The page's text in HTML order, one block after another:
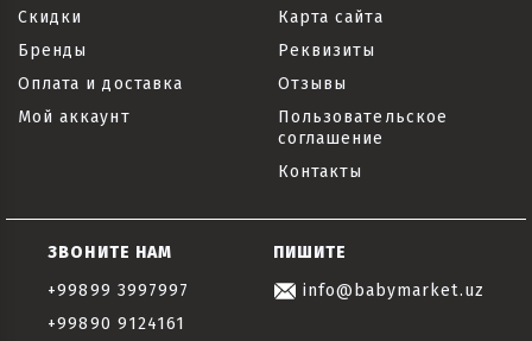
Скидки
Бренды
Оплата и доставка
Мой аккаунт
Карта сайта
Реквизиты
Отзывы
Пользовательское
соглашение
Контакты
ЗВОНИТЕ НАМ
+99899 3997997
+99890 9124161
ПИШИТЕ
info@babymarket.uz